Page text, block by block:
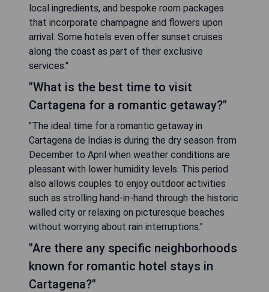
local ingredients, and bespoke room packages
that incorporate champagne and flowers upon
arrival. Some hotels even offer sunset cruises
along the coast as part of their exclusive
services."
"What is the best time to visit
Cartagena for a romantic getaway?"
"The ideal time for a romantic getaway in
Cartagena de Indias is during the dry season from
December to April when weather conditions are
pleasant with lower humidity levels. This period
also allows couples to enjoy outdoor activities
such as strolling hand-in-hand through the historic
walled city or relaxing on picturesque beaches
without worrying about rain interruptions."
"Are there any specific neighborhoods
known for romantic hotel stays in
Cartagena?"